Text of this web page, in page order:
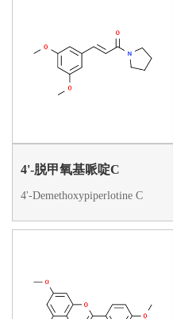
4'-脱甲氧基哌啶C
4'-Demethoxypiperlotine C